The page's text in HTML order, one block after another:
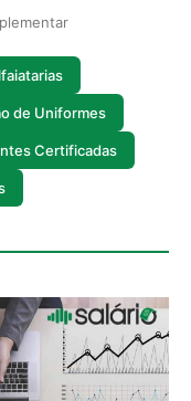
de Uniformes
Certificadas